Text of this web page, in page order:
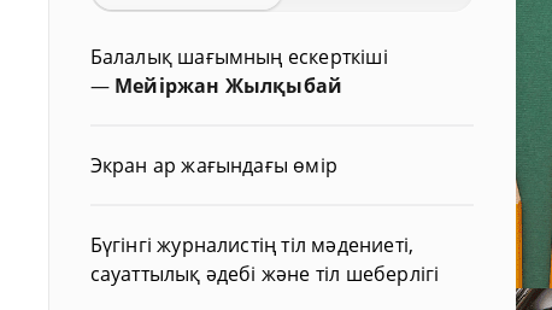
Балалық шағымның ескерткіші
— Мейіржан Жылқыбай
Экран ар жағындағы өмір
Бүгінгі журналистің тіл мәдениеті,
сауаттылық әдебі және тіл шеберлігі